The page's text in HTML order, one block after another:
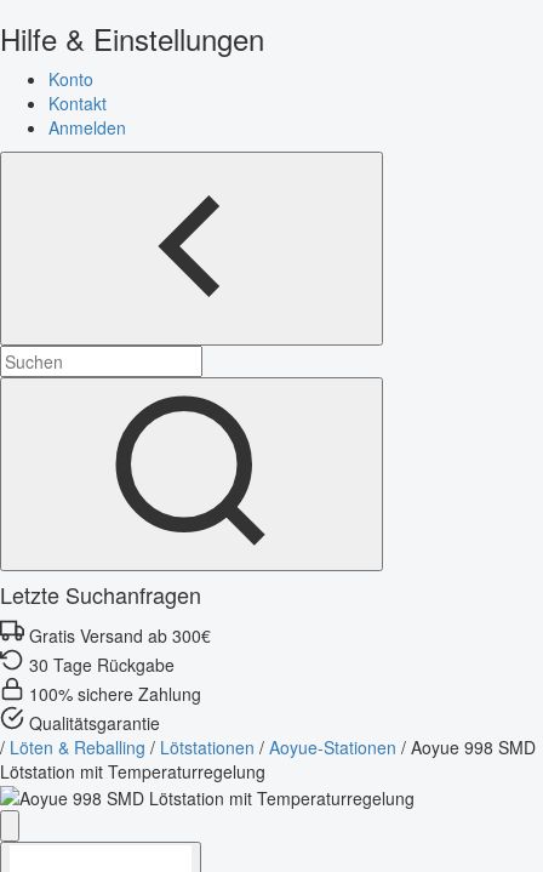
Hilfe & Einstellungen
Konto
Kontakt
Anmelden
Letzte Suchanfragen
Gratis Versand ab 300€
30 Tage Rückgabe
100% sichere Zahlung
Qualitätsgarantie
/ Löten & Reballing / Lötstationen / Aoyue-Stationen / Aoyue 998 SMD
Lötstation mit Temperaturregelung